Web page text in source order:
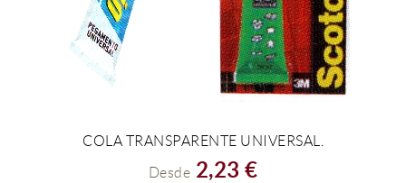
COLA TRANSPARENTE UNIVERSAL.
Desde 2,23 €